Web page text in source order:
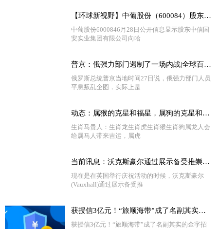
【环球新视野】中葡股份（600084）股东中信国安实业集团有限公司质押1.3亿股，占总股本11.57%
中葡股份6000846月28日公开信息显示股东中信国
安实业集团有限公司向哈
普京：俄强力部门遏制了一场内战|全球百事通
俄罗斯总统普京当地时间27日说，俄强力部门人员
平息叛乱企图，实际上是
动态：属猴的克星和福星，属狗的克星和福星
生肖马贵人：生肖龙生肖虎生肖猴生肖狗属龙人会
给属马人带来吉运，属虎
当前讯息：沃克斯豪尔通过展示备受推崇的限量版Corsa Griffin
现在是在英国举行庆祝活动的时候，沃克斯豪尔
(Vauxhall)通过展示备受推
获授信3亿元！“旅顺海带”成了名副其实的金字招牌-天天聚看点
获授信3亿元！“旅顺海带”成了名副其实的金字招